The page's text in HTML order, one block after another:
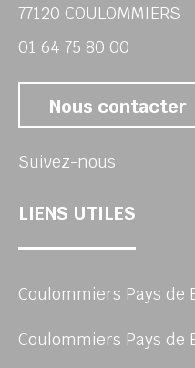
77120 COULOMMIERS
01 64 75 80 00
Nous contacter
Suivez-nous
LIENS UTILES
Coulommiers Pays de
Coulommiers Pays de